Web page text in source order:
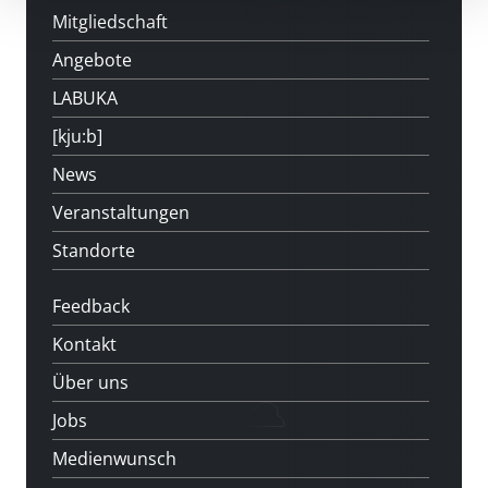
Mitgliedschaft
Angebote
LABUKA
[kju:b]
News
Veranstaltungen
Standorte
Feedback
Kontakt
Über uns
Jobs
Medienwunsch